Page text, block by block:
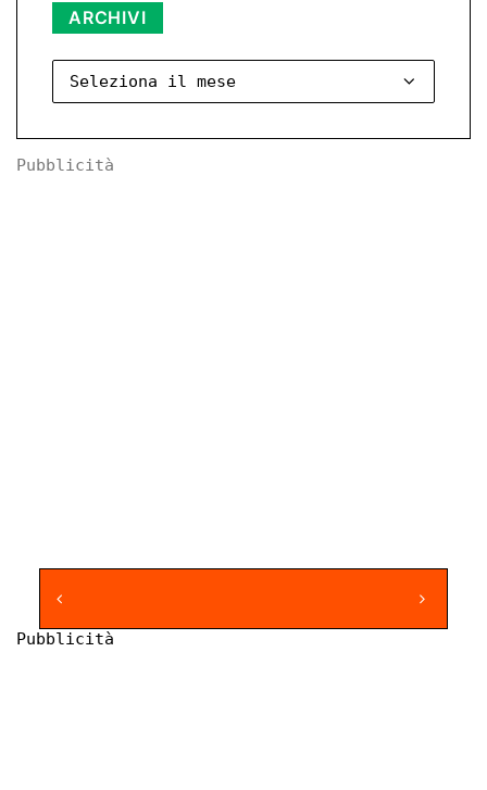
ARCHIVI
Pubblicità
Pubblicità